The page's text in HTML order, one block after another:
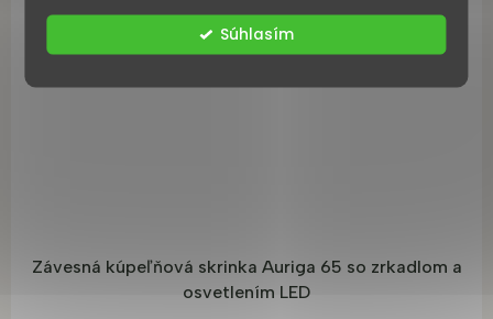
Súhlasím
M
Závesná kúpeľňová skrinka Auriga 65 so zrkadlom a
osvetlením LED